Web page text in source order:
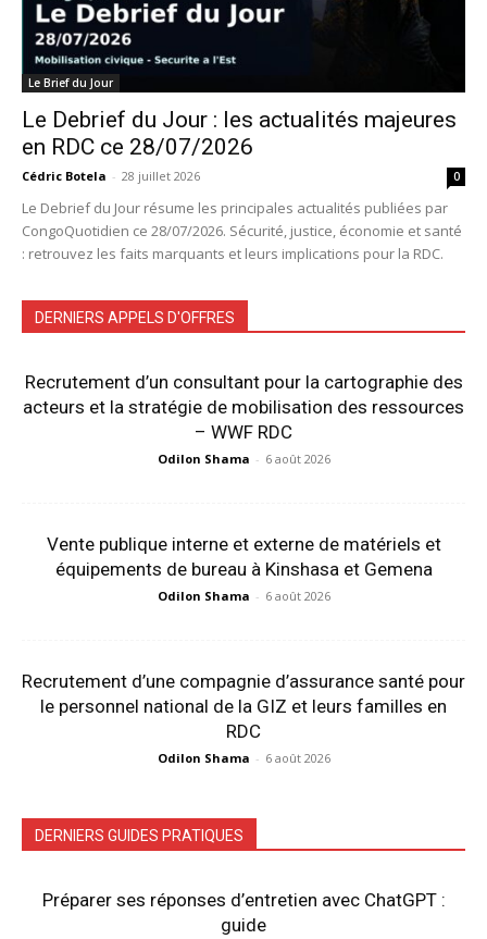
Le Brief du Jour
Le Debrief du Jour : les actualités majeures
en RDC ce 28/07/2026
Cédric Botela - 28 juillet 2026 0
Le Debrief du Jour résume les principales actualités publiées par
CongoQuotidien ce 28/07/2026. Sécurité, justice, économie et santé
: retrouvez les faits marquants et leurs implications pour la RDC.
DERNIERS APPELS D'OFFRES
Recrutement d’un consultant pour la cartographie des
acteurs et la stratégie de mobilisation des ressources
– WWF RDC
Odilon Shama - 6 août 2026
Vente publique interne et externe de matériels et
équipements de bureau à Kinshasa et Gemena
Odilon Shama - 6 août 2026
Recrutement d’une compagnie d’assurance santé pour
le personnel national de la GIZ et leurs familles en
RDC
Odilon Shama - 6 août 2026
DERNIERS GUIDES PRATIQUES
Préparer ses réponses d’entretien avec ChatGPT :
guide